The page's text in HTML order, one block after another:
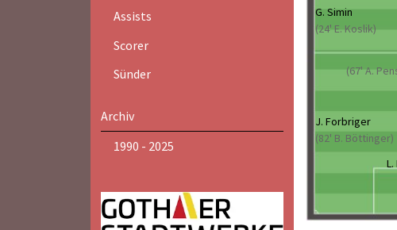
Assists
Scorer
Sünder
Archiv
1990 - 2025
G. Simin
(24' E. Koslik)
(67' A.
J. Forbriger
(82' B. Böttinger)